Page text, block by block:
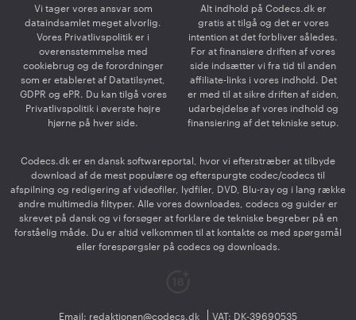
Vi tager vores ansvar som
dataindsamlet meget alvorlig.
Vores Privatlivspolitik er i
overensstemmelse med
cookiebrug og de forordninger
som er etableret af Datatilsynet,
GDPR og ePR. Du kan tilgå vores
Privatlivspolitik i øverste højre
hjørne på hver side.
Alt indhold på Codecs.dk er
gratis at tilgå og det er vores
intention at det forbliver således.
For at finansiere driften af vores
side indsætter vi fra tid til anden
affiliate-links i vores indhold. Det
er med til at sikre driften af siden,
udarbejdelse af vores indhold og
finansiering af det tekniske setup.
Codecs.dk er en dansk softwareportal, hvor vi efterstræber at tilbyde
download af de mest populære og efterspurgte codec/codecs til
afspilning og redigering af videofiler, lydfiler, DVD, Blu-ray og i lang række
andre multimedia filtyper. Alle vores downloades, codecs og guider er
skrevet på dansk og vi forsøger at forklare de tekniske begreber på en
forståelig måde. Du er altid velkommen til at kontakte os med spørgsmål
eller forespørgsler på codecs og downloads.
Email: redaktionen@codecs.dk VAT: DK-39690535